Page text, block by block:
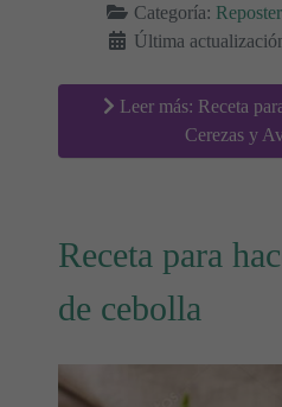
Categoría:
Última
Leer más: Receta
Cerezas y
Receta para
de cebolla